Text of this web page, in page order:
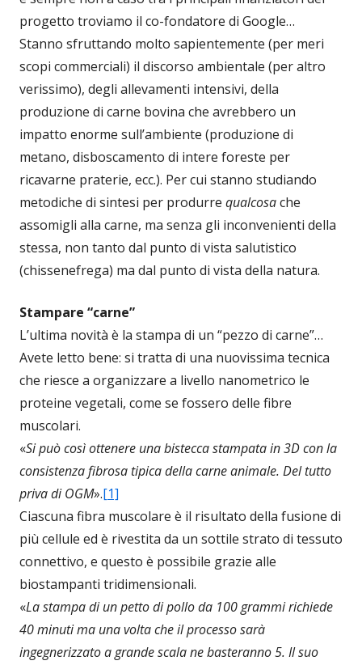
progetto troviamo il co-fondatore di Google…
Stanno sfruttando molto sapientemente (per meri
scopi commerciali) il discorso ambientale (per altro
verissimo), degli allevamenti intensivi, della
produzione di carne bovina che avrebbero un
impatto enorme sull’ambiente (produzione di
metano, disboscamento di intere foreste per
ricavarne praterie, ecc.). Per cui stanno studiando
metodiche di sintesi per produrre qualcosache
assomigli alla carne, ma senza gli inconvenienti della
stessa, non tanto dal punto di vista salutistico
(chissenefrega) ma dal punto di vista della natura.
Stampare “carne”
L’ultima novità è la stampa di un “pezzo di carne”…
Avete letto bene: si tratta di una nuovissima tecnica
che riesce a organizzare a livello nanometrico le
proteine vegetali, come se fossero delle fibre
muscolari.
«Si può così ottenere una bistecca stampata in 3D con la
consistenza fibrosa tipica della carne animale. Del tutto
priva di OGM».[1]
Ciascuna fibra muscolare è il risultato della fusione di
più cellule ed è rivestita da un sottile strato di tessuto
connettivo, e questo è possibile grazie alle
biostampanti tridimensionali.
«La stampa di un petto di pollo da 100 grammi richiede
40 minuti ma una volta che il processo sarà
ingegnerizzato a grande scala ne basteranno 5. Il suo